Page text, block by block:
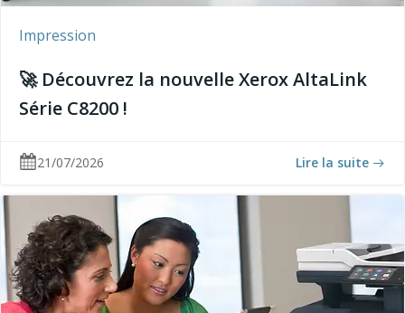
Impression
🚀 Découvrez la nouvelle Xerox AltaLink
Série C8200 !
21/07/2026 Lire la suite